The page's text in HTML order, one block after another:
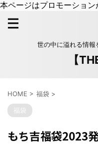
本ページはプロモーショ
世の中に溢れる情報
【
HOME > 福袋 >
福袋
もち吉福袋2023